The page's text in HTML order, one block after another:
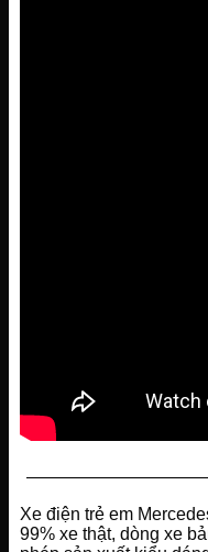
Xe điện trẻ em
99% xe thật, dòng xe